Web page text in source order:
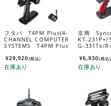
フタバ T4PM Plus(4-
CHANNEL COMPUTER
SYSTEMS T4PM Plus
付 035890
¥29,920 (税込)
京商
KT-231P+/
G-331Tx/
¥6,930(税込)